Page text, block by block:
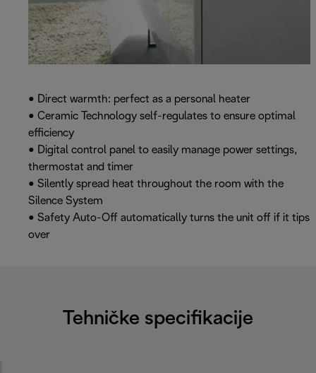
• Direct warmth: perfect as a personal heater
• Ceramic Technology self-regulates to ensure optimal
efficiency
• Digital control panel to easily manage power settings,
thermostat and timer
• Silently spread heat throughout the room with the
Silence System
• Safety Auto-Off automatically turns the unit off if it tips
over
Tehničke specifikacije